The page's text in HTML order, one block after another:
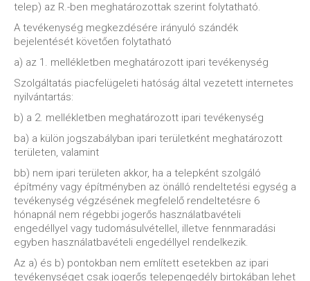
telep) az R.-ben meghatározottak szerint folytatható.
A tevékenység megkezdésére irányuló szándék
bejelentését követően folytatható
a) az 1. mellékletben meghatározott ipari tevékenység
Szolgáltatás piacfelügeleti hatóság által vezetett internetes
nyilvántartás:
b) a 2. mellékletben meghatározott ipari tevékenység
ba) a külön jogszabályban ipari területként meghatározott
területen, valamint
bb) nem ipari területen akkor, ha a telepként szolgáló
építmény vagy építményben az önálló rendeltetési egység a
tevékenység végzésének megfelelő rendeltetésre 6
hónapnál nem régebbi jogerős használatbavételi
engedéllyel vagy tudomásulvétellel, illetve fennmaradási
egyben használatbavételi engedéllyel rendelkezik.
Az a) és b) pontokban nem említett esetekben az ipari
tevékenységet csak jogerős telepengedély birtokában lehet